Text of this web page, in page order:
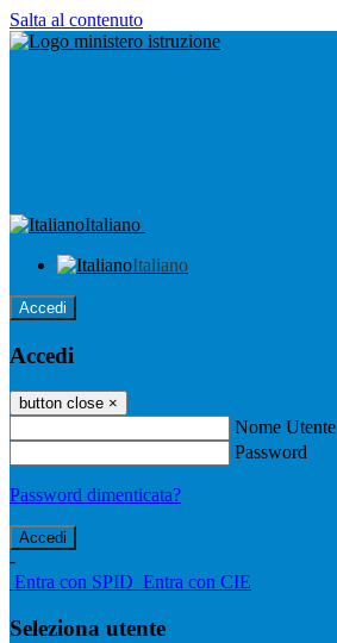
Salta al contenuto
Italiano
Italiano
Accedi
Accedi
button close ×
Nome Utente
Password
Password dimenticata?
-
Entra con SPID Entra con CIE
Seleziona utente